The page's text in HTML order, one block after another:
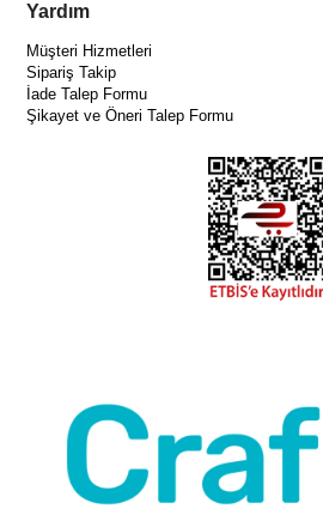
Yardım
Müşteri Hizmetleri
Sipariş Takip
İade Talep Formu
Şikayet ve Öneri Talep Formu